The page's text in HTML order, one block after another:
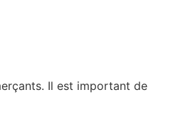
Il est important de